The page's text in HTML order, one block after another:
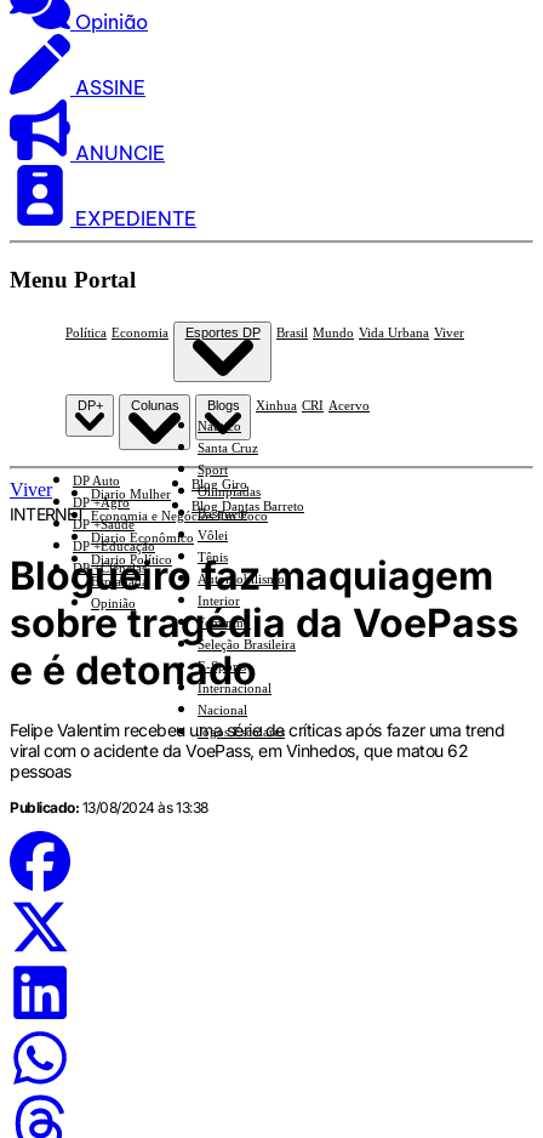
Opinião
ASSINE
ANUNCIE
EXPEDIENTE
Menu Portal
Política Economia Esportes DP
Náutico
Santa Cruz
Sport
Olimpíadas
Basquete
Vôlei
Tênis
Automobilismo
Interior
Feminino
Seleção Brasileira
E-Sports
Internacional
Nacional
Jogos Escolares
Brasil Mundo Vida Urbana Viver
DP+
DP Auto
DP +Agro
DP +Saúde
DP +Educação
DP +Ciências
Colunas
Diario Mulher
Economia e Negócios Em Foco
Diario Econômico
Diario Político
Esplanada
Opinião
Blogs
Blog Giro
Blog Dantas Barreto
Xinhua CRI Acervo
Viver
INTERNET
Blogueiro faz maquiagem
sobre tragédia da VoePass
e é detonado
Felipe Valentim recebeu uma série de críticas após fazer uma trend
viral com o acidente da VoePass, em Vinhedos, que matou 62
pessoas
Publicado: 13/08/2024 às 13:38